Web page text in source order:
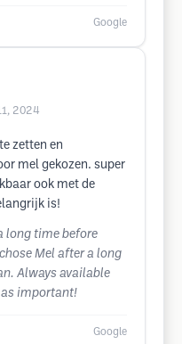
Google
2024
zetten en
mel gekozen. super
ook met de
is!
long time before
Mel after a long
Always available
important!
Google